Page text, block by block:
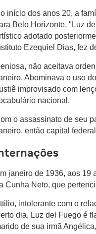
início dos anos 20, a
Belo Horizonte. "Luz
adotado
Ezequiel Dias, fez
não aceitava
Abominava o uso
improvisado com
nacional.
o assassinato de seu
então capital
janeiro de 1936, aos 19
Cunha Neto, que
intolerante com o
dia, Luz del Fuego é
de sua irmã